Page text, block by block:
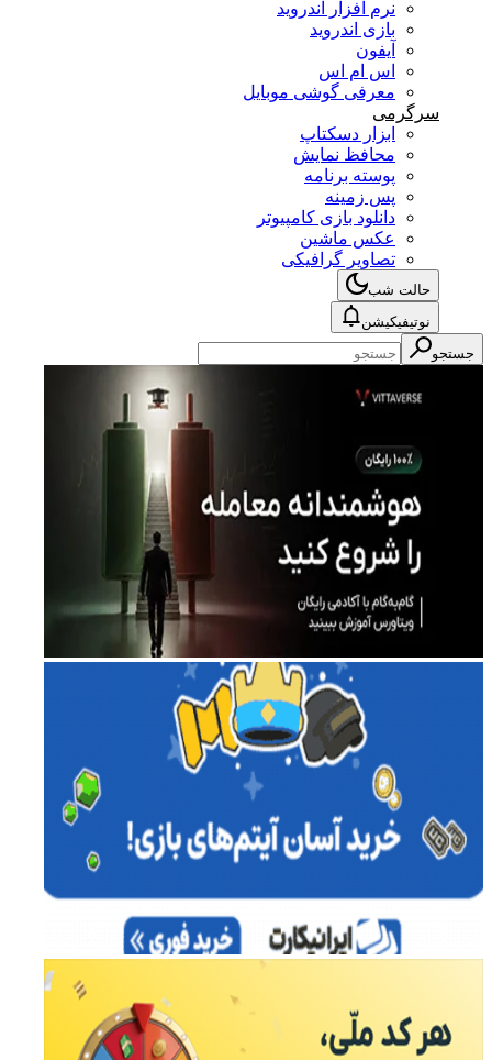
نرم افزار اندروید
بازی اندروید
آیفون
اس ام اس
معرفی گوشی موبایل
سرگرمی
ابزار دسکتاپ
محافظ نمایش
پوسته برنامه
پس زمینه
دانلود بازی کامپیوتر
عکس ماشین
تصاویر گرافیکی
حالت شب
نوتیفیکیشن
جستجو